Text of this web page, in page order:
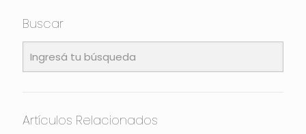
Buscar
Artículos Relacionados